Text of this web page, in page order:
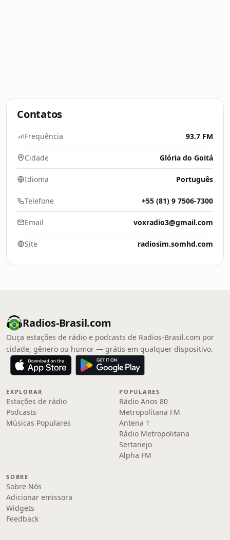
Contatos
Frequência 93.7 FM
Cidade Glória do Goitá
Idioma Português
Telefone +55 (81) 9 7506-7300
Email voxradio3@gmail.com
Site radiosim.somhd.com
Radios-Brasil.com
Ouça estações de rádio e podcasts de Radios-Brasil.com por
cidade, gênero ou humor — grátis em qualquer dispositivo.
EXPLORAR
Estações de rádio
Podcasts
Músicas Populares
POPULARES
Rádio Anos 80
Metropolitana FM
Antena 1
Rádio Metropolitana
Sertanejo
Alpha FM
SOBRE
Sobre Nós
Adicionar emissora
Widgets
Feedback